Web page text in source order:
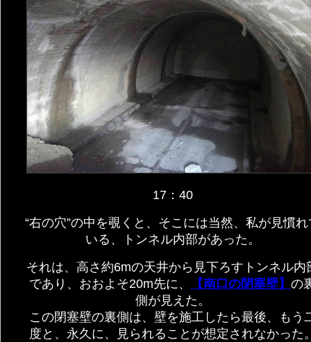
17：40
“右の穴”の中を覗くと、そこには当然、私が見慣れ
いる、トンネル内部があった。
それは、高さ約6mの天井から見下ろすトンネル内
であり、おおよそ20m先に、
【南口の閉塞壁】 の
側が見えた。
この閉塞壁の裏側は、壁を施工したら最後、もう
度と、永久に、見られることが想定されなかった